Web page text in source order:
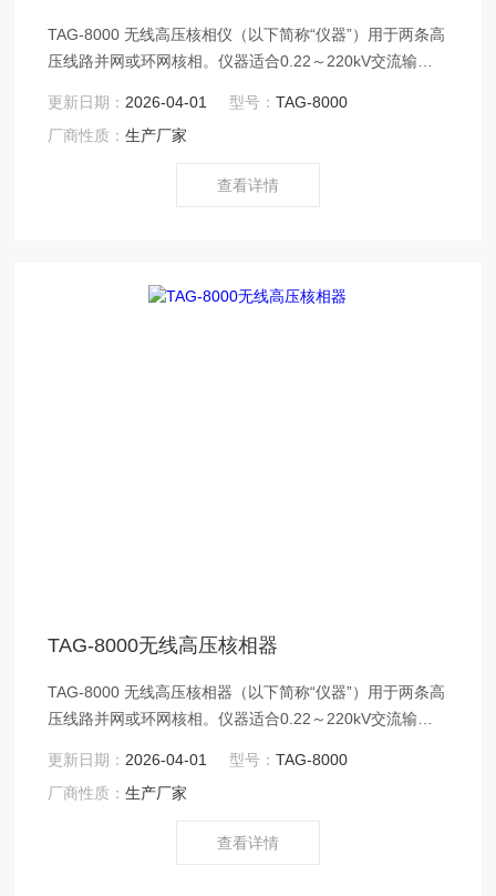
TAG-8000 无线高压核相仪（以下简称“仪器”）用于两条高
压线路并网或环网核相。仪器适合0.22～220kV交流输电
器采用无线传输技术，操作安全可靠，使用方便，克服了
有线核相仪的诸多缺点。
更新日期： 2026-04-01 型号：TAG-8000
厂商性质：生产厂家
查看详情
TAG-8000无线高压核相器
TAG-8000 无线高压核相器（以下简称“仪器”）用于两条高
压线路并网或环网核相。仪器适合0.22～220kV交流输电
器采用无线传输技术，操作安全可靠，使用方便，克服了
有线核相仪的诸多缺点。
更新日期： 2026-04-01 型号：TAG-8000
厂商性质：生产厂家
查看详情